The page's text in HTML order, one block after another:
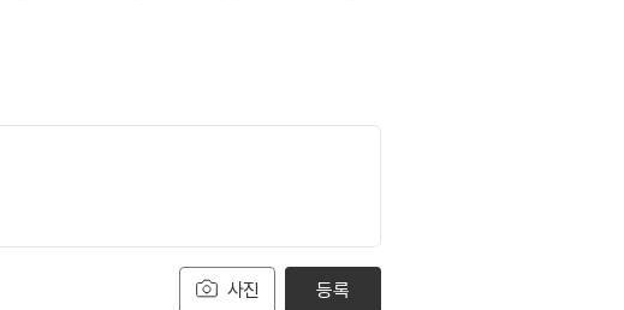
사진 등록